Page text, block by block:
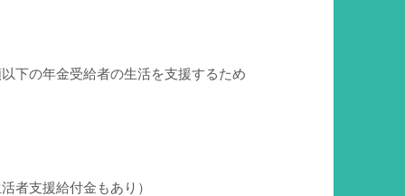
下の年金受給者の生活を支援するため
者支援給付金もあり）